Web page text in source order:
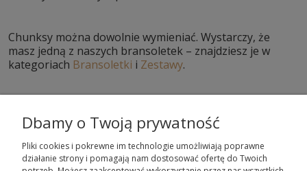
Chunksy można dowolnie wymieniać. Wystarczy, że
masz jedną z naszych bransoletek – znajdziesz je w
kategoriach Bransoletki i Zestawy.
Dbamy o Twoją prywatność
Pliki cookies i pokrewne im technologie umożliwiają poprawne
działanie strony i pomagają nam dostosować ofertę do Twoich